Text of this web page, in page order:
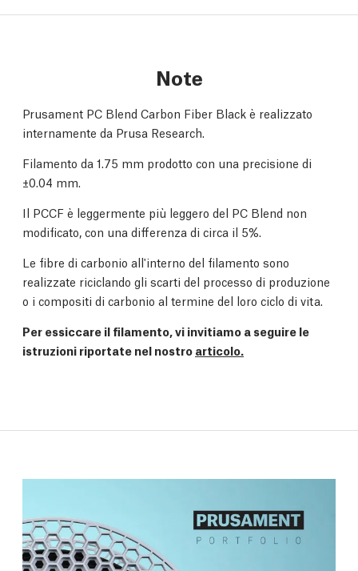
Note
Prusament PC Blend Carbon Fiber Black è realizzato
internamente da Prusa Research.
Filamento da 1.75 mm prodotto con una precisione di
±0.04 mm.
Il PCCF è leggermente più leggero del PC Blend non
modificato, con una differenza di circa il 5%.
Le fibre di carbonio all'interno del filamento sono
realizzate riciclando gli scarti del processo di produzione
o i compositi di carbonio al termine del loro ciclo di vita.
Per essiccare il filamento, vi invitiamo a seguire le
istruzioni riportate nel nostro articolo.